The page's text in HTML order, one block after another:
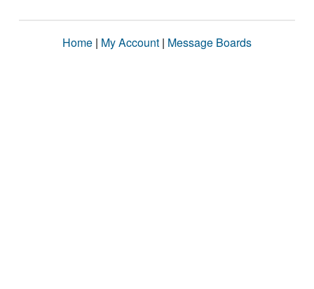
Home | My Account | Message Boards